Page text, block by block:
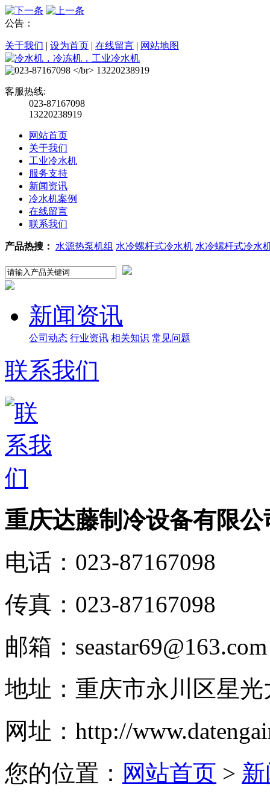
公告：
关于我们 | 设为首页 | 在线留言 | 网站地图
客服热线:
023-87167098
13220238919
网站首页
关于我们
工业冷水机
服务支持
新闻资讯
冷水机案例
在线留言
联系我们
产品热搜： 水源热泵机组 水冷螺杆式冷水机 水冷螺杆式冷水
新闻资讯
公司动态 行业资讯 相关知识 常见问题
联系我们
重庆达藤制冷设备有限公
电话： 023-87167098
传真： 023-87167098
邮箱： seastar69@163.com
地址： 重庆市永川区星
网址： http://
您的位置： 网站首页 >